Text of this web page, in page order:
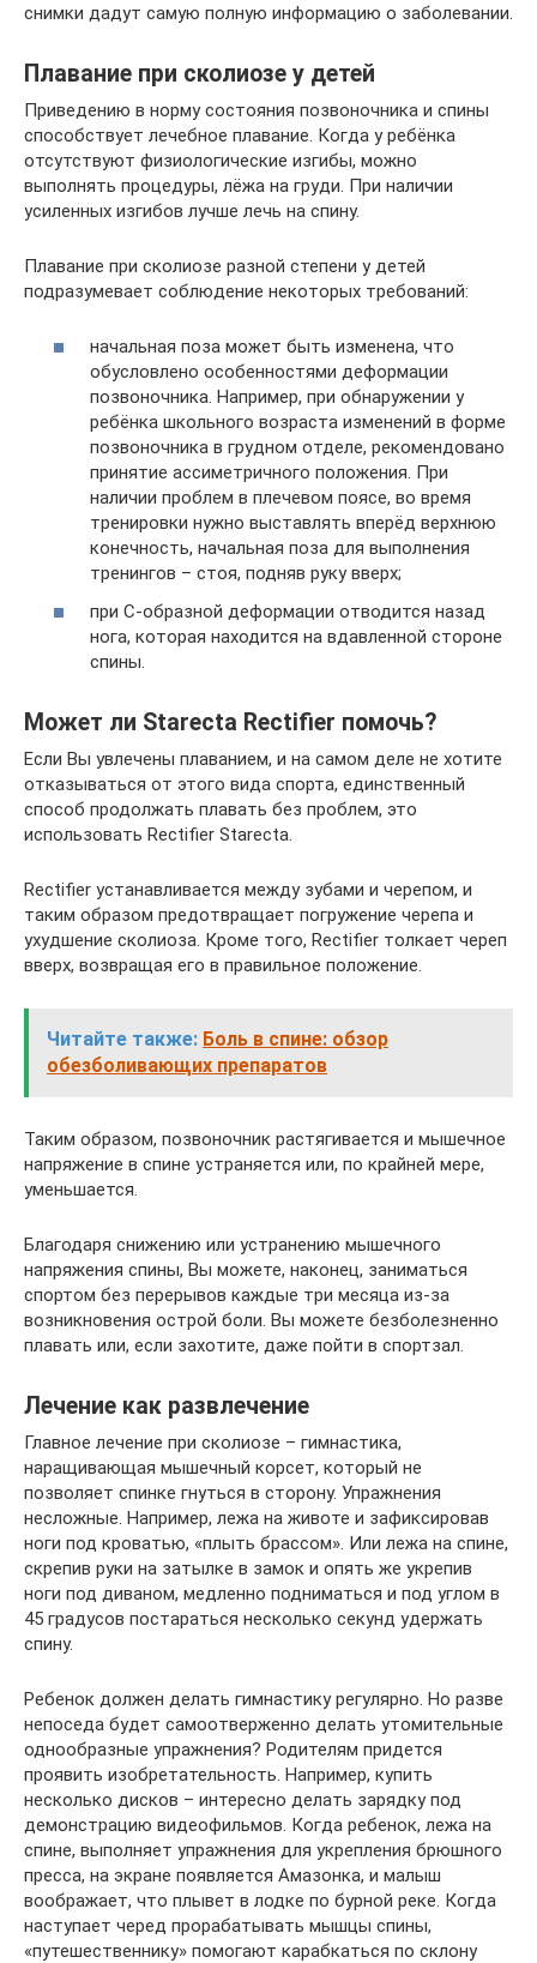
снимки дадут самую полную информацию о заболевании.
Плавание при сколиозе у детей
Приведению в норму состояния позвоночника и спины
способствует лечебное плавание. Когда у ребёнка
отсутствуют физиологические изгибы, можно
выполнять процедуры, лёжа на груди. При наличии
усиленных изгибов лучше лечь на спину.
Плавание при сколиозе разной степени у детей
подразумевает соблюдение некоторых требований:
начальная поза может быть изменена, что
обусловлено особенностями деформации
позвоночника. Например, при обнаружении у
ребёнка школьного возраста изменений в форме
позвоночника в грудном отделе, рекомендовано
принятие ассиметричного положения. При
наличии проблем в плечевом поясе, во время
тренировки нужно выставлять вперёд верхнюю
конечность, начальная поза для выполнения
тренингов – стоя, подняв руку вверх;
при С-образной деформации отводится назад
нога, которая находится на вдавленной стороне
спины.
Может ли Starecta Rectifier помочь?
Если Вы увлечены плаванием, и на самом деле не хотите
отказываться от этого вида спорта, единственный
способ продолжать плавать без проблем, это
использовать Rectifier Starecta.
Rectifier устанавливается между зубами и черепом, и
таким образом предотвращает погружение черепа и
ухудшение сколиоза. Кроме того, Rectifier толкает череп
вверх, возвращая его в правильное положение.
Читайте также: Боль в спине: обзор
обезболивающих препаратов
Таким образом, позвоночник растягивается и мышечное
напряжение в спине устраняется или, по крайней мере,
уменьшается.
Благодаря снижению или устранению мышечного
напряжения спины, Вы можете, наконец, заниматься
спортом без перерывов каждые три месяца из-за
возникновения острой боли. Вы можете безболезненно
плавать или, если захотите, даже пойти в спортзал.
Лечение как развлечение
Главное лечение при сколиозе – гимнастика,
наращивающая мышечный корсет, который не
позволяет спинке гнуться в сторону. Упражнения
несложные. Например, лежа на животе и зафиксировав
ноги под кроватью, «плыть брассом». Или лежа на спине,
скрепив руки на затылке в замок и опять же укрепив
ноги под диваном, медленно подниматься и под углом в
45 градусов постараться несколько секунд удержать
спину.
Ребенок должен делать гимнастику регулярно. Но разве
непоседа будет самоотверженно делать утомительные
однообразные упражнения? Родителям придется
проявить изобретательность. Например, купить
несколько дисков – интересно делать зарядку под
демонстрацию видеофильмов. Когда ребенок, лежа на
спине, выполняет упражнения для укрепления брюшного
пресса, на экране появляется Амазонка, и малыш
воображает, что плывет в лодке по бурной реке. Когда
наступает черед прорабатывать мышцы спины,
«путешественнику» помогают карабкаться по склону